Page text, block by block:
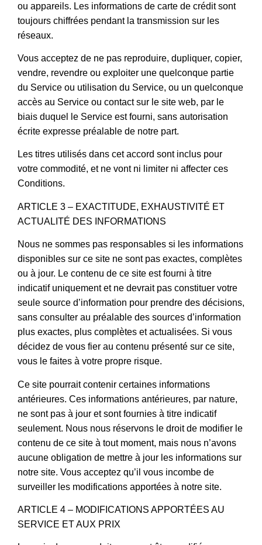
ou appareils. Les informations de carte de crédit sont
toujours chiffrées pendant la transmission sur les
réseaux.
Vous acceptez de ne pas reproduire, dupliquer, copier,
vendre, revendre ou exploiter une quelconque partie
du Service ou utilisation du Service, ou un quelconque
accès au Service ou contact sur le site web, par le
biais duquel le Service est fourni, sans autorisation
écrite expresse préalable de notre part.
Les titres utilisés dans cet accord sont inclus pour
votre commodité, et ne vont ni limiter ni affecter ces
Conditions.
ARTICLE 3 – EXACTITUDE, EXHAUSTIVITÉ ET
ACTUALITÉ DES INFORMATIONS
Nous ne sommes pas responsables si les informations
disponibles sur ce site ne sont pas exactes, complètes
ou à jour. Le contenu de ce site est fourni à titre
indicatif uniquement et ne devrait pas constituer votre
seule source d’information pour prendre des décisions,
sans consulter au préalable des sources d’information
plus exactes, plus complètes et actualisées. Si vous
décidez de vous fier au contenu présenté sur ce site,
vous le faites à votre propre risque.
Ce site pourrait contenir certaines informations
antérieures. Ces informations antérieures, par nature,
ne sont pas à jour et sont fournies à titre indicatif
seulement. Nous nous réservons le droit de modifier le
contenu de ce site à tout moment, mais nous n’avons
aucune obligation de mettre à jour les informations sur
notre site. Vous acceptez qu’il vous incombe de
surveiller les modifications apportées à notre site.
ARTICLE 4 – MODIFICATIONS APPORTÉES AU
SERVICE ET AUX PRIX